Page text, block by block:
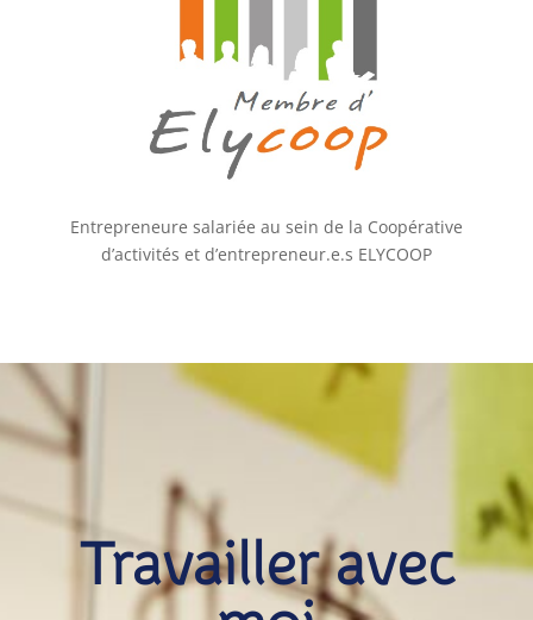
Entrepreneure salariée au sein de la Coopérative
d’activités et d’entrepreneur.e.s ELYCOOP
Travailler avec